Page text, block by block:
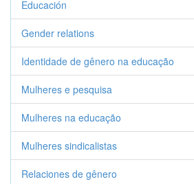
Educación
Gender relations
Identidade de gênero na educação
Mulheres e pesquisa
Mulheres na educação
Mulheres sindicalistas
Relaciones de gênero